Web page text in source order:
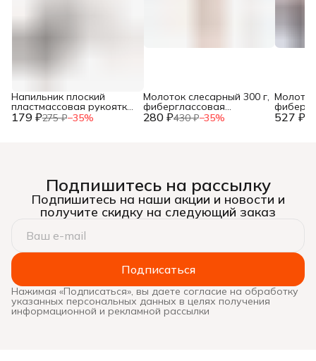
179 ₽275 ₽−35%
Напильник плоский
пластмассовая рукоятка,
№2, 150мм, (шт.) 280 ₽430 ₽−35%
Молоток слесарный 300 г,
фиберглассовая
рукоятка, (шт.) 527 ₽
Подпишитесь на рассылку
Подпишитесь на наши акции и новости и
получите скидку на следующий заказ
Подписаться
Нажимая «Подписаться», вы даете согласие на обработку
указанных персональных данных в целях получения
информационной и рекламной рассылки